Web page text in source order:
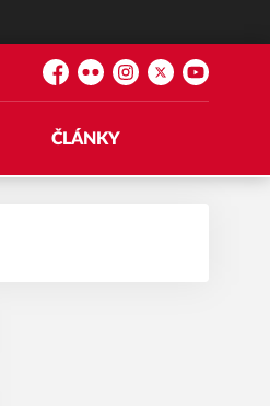
Facebook
Flickr InstagramPlatform X
YouTube
ČLÁNKY